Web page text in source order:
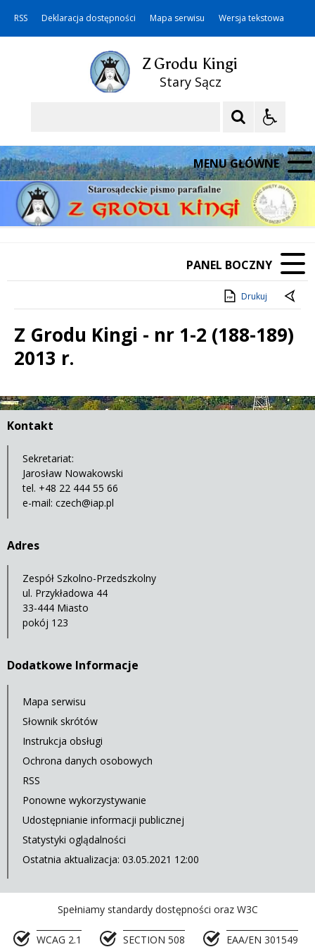
RSS Deklaracja dostępności Mapa serwisu Wersja tekstowa
Z Grodu Kingi
Stary Sącz
MENU GŁÓWNE
PANEL BOCZNY
Drukuj
Z Grodu Kingi - nr 1-2 (188-189)
2013 r.
Treść
Kontakt
Sekretariat:
Jarosław Nowakowski
tel. +48 22 444 55 66
e-mail: czech@iap.pl
Adres
Zespół Szkolno-Przedszkolny
ul. Przykładowa 44
33-444 Miasto
pokój 123
Dodatkowe Informacje
Mapa serwisu
Słownik skrótów
Instrukcja obsługi
Ochrona danych osobowych
RSS
Ponowne wykorzystywanie
Udostępnianie informacji publicznej
Statystyki oglądalności
Ostatnia aktualizacja: 03.05.2021 12:00
Spełniamy standardy dostępności oraz W3C
WCAG 2.1 SECTION 508 EAA/EN 301549